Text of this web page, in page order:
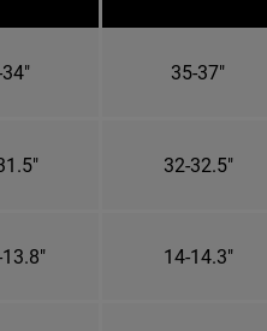
35-37"
32-32.5"
14-14.3"